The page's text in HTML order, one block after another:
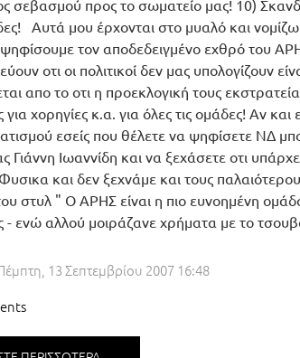
σεβασμού προς το σωματείο μας! 10)
Αυτά μου έρχονται στο μυαλό και νομίζω
τον αποδεδειγμένο εχθρό του
οτι οι πολιτικοί δεν μας υπολογίζουν
απο το οτι η προεκλογική τους
για χορηγίες κ.α. για όλες τις ομάδες! Αν και
εσείς που θέλετε να ψηφίσετε ΝΔ
Γιάννη Ιωαννίδη και να ξεχάσετε οτι
και δεν ξεχνάμε και τους
στυλ " Ο ΑΡΗΣ είναι η πιο ευνοημένη
- ενώ αλλού μοιράζανε χρήματα με το
13 Σεπτεμβρίου 2007 16:48